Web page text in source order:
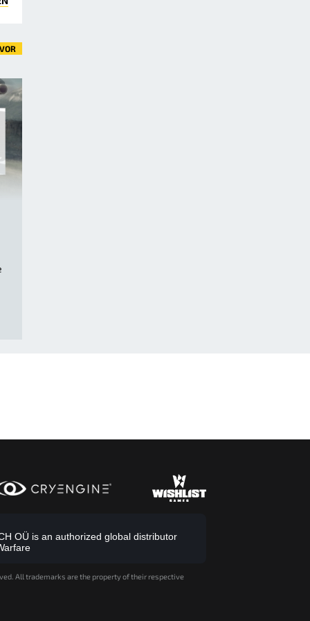
VOR
OÜ is an authorized global distributor
All trademarks are the property of their respective